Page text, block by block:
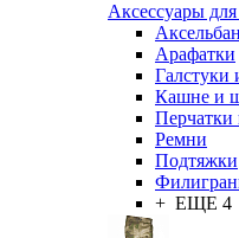
Аксессуары
Арафатки
Галстуки
Кашне и
Перчатки
Ремни
Подтяжки
+ ЕЩЕ 4